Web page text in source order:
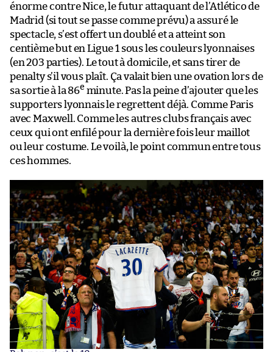
énorme contre Nice, le futur attaquant de l’Atlético de
Madrid (si tout se passe comme prévu) a assuré le
spectacle, s’est offert un doublé et a atteint son
centième but en Ligue 1 sous les couleurs lyonnaises
(en 203 parties). Le tout à domicile, et sans tirer de
penalty s’il vous plaît. Ça valait bien une ovation lors de
sa sortie à la 86e minute. Pas la peine d’ajouter que les
supporters lyonnais le regrettent déjà. Comme Paris
avec Maxwell. Comme les autres clubs français avec
ceux qui ont enfilé pour la dernière fois leur maillot
ou leur costume. Le voilà, le point commun entre tous
ces hommes.